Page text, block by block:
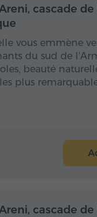
journéecascade
vous emmène
du sud de
beauté
plus
journéecascade de